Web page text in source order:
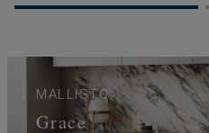
MALLISTO
Grace